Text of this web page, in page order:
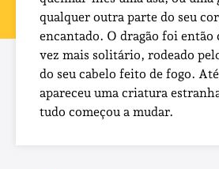
qualquer outra parte do seu
encantado. O dragão foi então
vez mais solitário, rodeado
do seu cabelo feito de fogo.
apareceu uma criatura
tudo começou a mudar.